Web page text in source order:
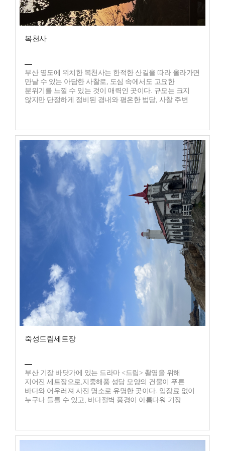
복천사
부산 영도에 위치한 복천사는 한적한 산길을 따라 올라가면
만날 수 있는 아담한 사찰로, 도심 속에서도 고요한
분위기를 느낄 수 있는 것이 매력인 곳이다. 규모는 크지
않지만 단정하게 정비된 경내와 평온한 법당, 사찰 주변
죽성드림세트장
부산 기장 바닷가에 있는 드라마 <드림> 촬영을 위해
지어진 세트장으로,지중해풍 성당 모양의 건물이 푸른
바다와 어우러져 사진 명소로 유명한 곳이다. 입장료 없이
누구나 들를 수 있고, 바다절벽 풍경이 아름다워 기장